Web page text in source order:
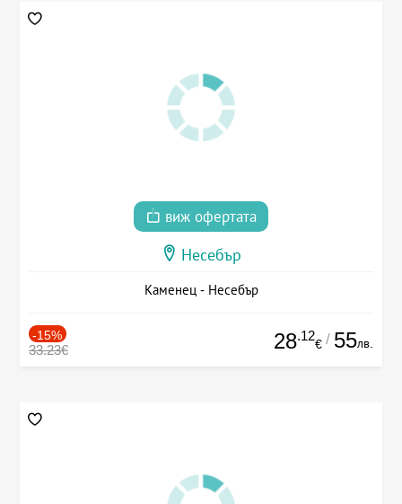
виж офертата
Несебър
Каменец - Несебър
-15%
33.23€ 28.12
€ / 55лв.